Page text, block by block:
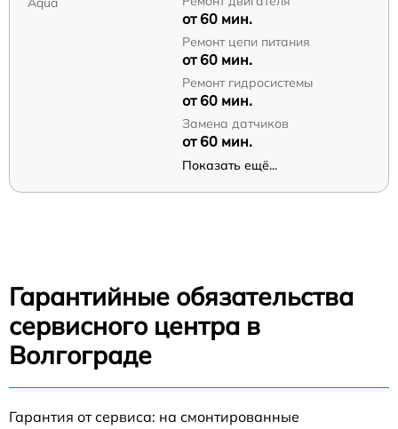
от 60 мин.
Ремонт цепи питания
от 60 мин.
Ремонт гидросистемы
от 60 мин.
Замена датчиков
от 60 мин.
Показать ещё...
Гарантийные обязательства
сервисного центра в
Волгограде
Гарантия от сервиса: на смонтированные